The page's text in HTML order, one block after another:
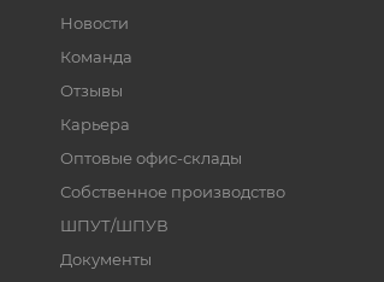
Новости
Команда
Отзывы
Карьера
Оптовые офис-склады
Собственное производство
ШПУТ/ШПУВ
Документы